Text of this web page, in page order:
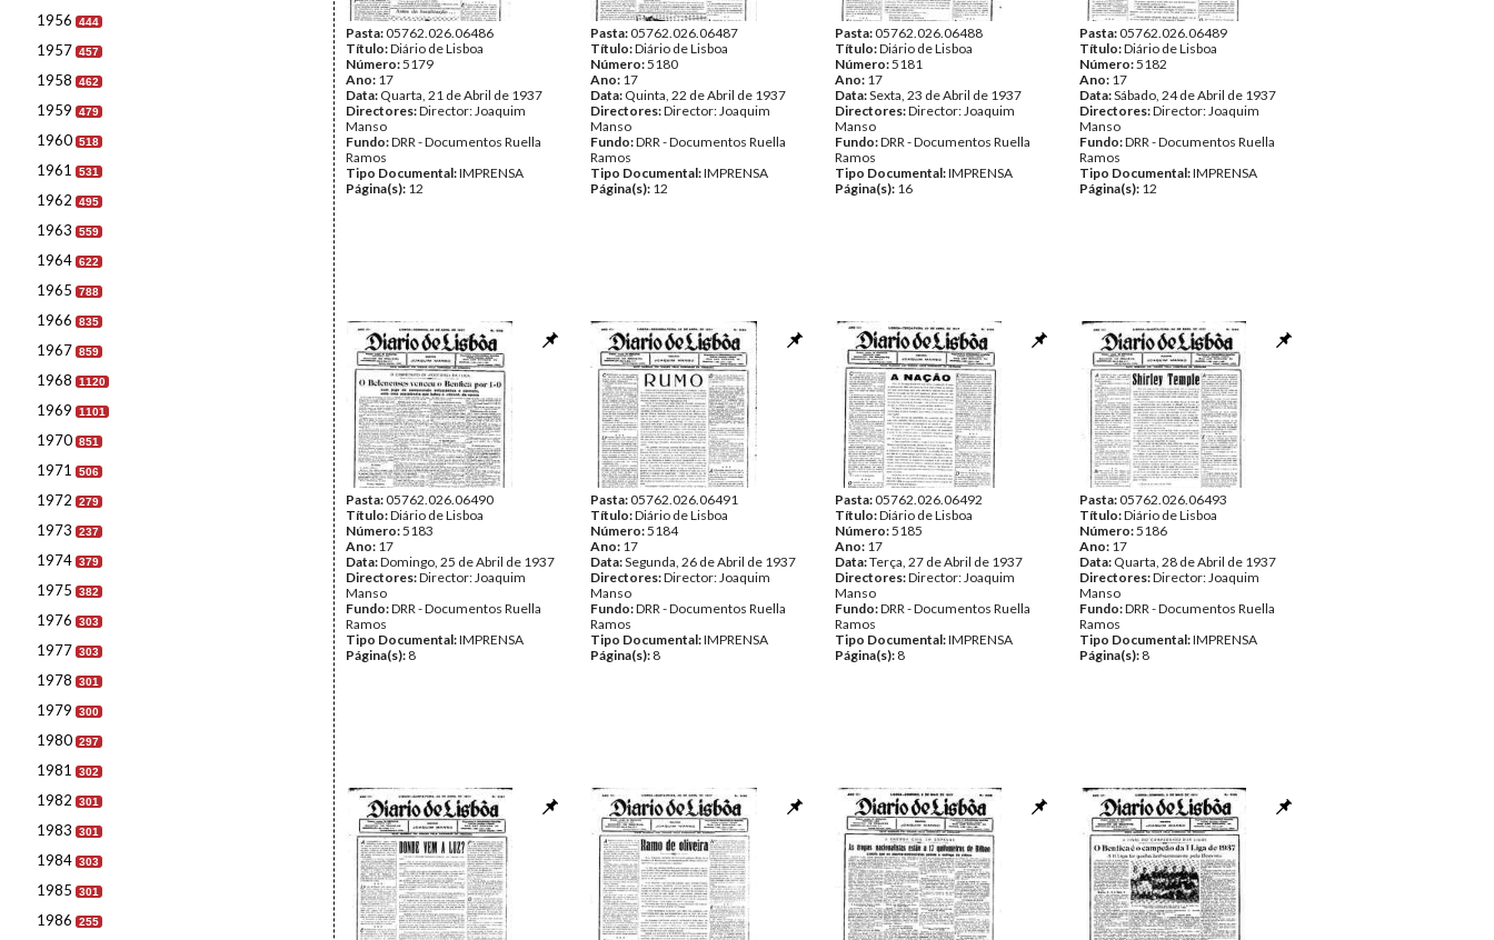
1956 444
1957 457
1958 462
1959 479
1960 518
1961 531
1962 495
1963 559
1964 622
1965 788
1966 835
1967 859
1968 1120
1969 1101
1970 851
1971 506
1972 279
1973 237
1974 379
1975 382
1976 303
1977 303
1978 301
1979 300
1980 297
1981 302
1982 301
1983 301
1984 303
1985 301
1986 255
Pasta:05762.026.06486
Título:Diário de Lisboa
Número:5179
Ano: 17
Data: Quarta, 21 de Abril de 1937
Directores:Director: Joaquim
Manso
Fundo:DRR - Documentos Ruella
Ramos
Tipo Documental:IMPRENSA
Página(s): 12
Pasta:05762.026.06487
Título:Diário de Lisboa
Número:5180
Ano: 17
Data: Quinta, 22 de Abril de 1937
Directores:Director: Joaquim
Manso
Fundo:DRR - Documentos Ruella
Ramos
Tipo Documental:IMPRENSA
Página(s): 12
Pasta:05762.026.06488
Título:Diário de Lisboa
Número:5181
Ano: 17
Data:Sexta, 23 de Abril de 1937
Directores:Director: Joaquim
Manso
Fundo:DRR - Documentos Ruella
Ramos
Tipo Documental:IMPRENSA
Página(s): 16
Pasta:05762.026.06489
Título:Diário de Lisboa
Número:5182
Ano: 17
Data:Sábado, 24 de Abril de 1937
Directores:Director: Joaquim
Manso
Fundo:DRR - Documentos Ruella
Ramos
Tipo Documental:IMPRENSA
Página(s): 12
Pasta:05762.026.06490
Título:Diário de Lisboa
Número:5183
Ano: 17
Data:Domingo, 25 de Abril de 1937
Directores:Director: Joaquim
Manso
Fundo:DRR - Documentos Ruella
Ramos
Tipo Documental:IMPRENSA
Página(s): 8
Pasta:05762.026.06491
Título:Diário de Lisboa
Número:5184
Ano: 17
Data:Segunda, 26 de Abril de 1937
Directores:Director: Joaquim
Manso
Fundo:DRR - Documentos Ruella
Ramos
Tipo Documental:IMPRENSA
Página(s): 8
Pasta:05762.026.06492
Título:Diário de Lisboa
Número:5185
Ano: 17
Data:Terça, 27 de Abril de 1937
Directores:Director: Joaquim
Manso
Fundo:DRR - Documentos Ruella
Ramos
Tipo Documental:IMPRENSA
Página(s): 8
Pasta:05762.026.06493
Título:Diário de Lisboa
Número:5186
Ano: 17
Data: Quarta, 28 de Abril de 1937
Directores:Director: Joaquim
Manso
Fundo:DRR - Documentos Ruella
Ramos
Tipo Documental:IMPRENSA
Página(s): 8